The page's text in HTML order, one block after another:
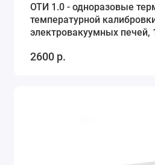
ОТИ 1.0 - одноразовые
температурной
электровакуумных печей,
2600 р.